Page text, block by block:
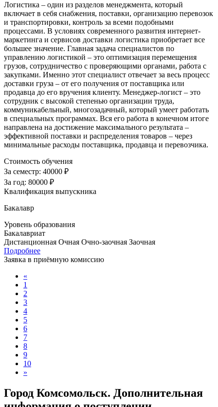
Логистика – один из разделов менеджмента, который
включает в себя снабжения, поставки, организацию перевозок
и транспортировки, контроль за всеми подобными
процессами. В условиях современного развития интернет-
маркетинга и сервисов доставки логистика приобретает все
большее значение. Главная задача специалистов по
управлению логистикой – это оптимизация перемещения
грузов, сотрудничество с проверяющими органами, работа с
закупками. Именно этот специалист отвечает за весь процесс
доставки груза – от его получения от поставщика или
продавца до его вручения клиенту. Менеджер-логист – это
сотрудник с высокой степенью организации труда,
коммуникабельный, многозадачный, который умеет работать
в специальных программах. Вся его работа в конечном итоге
направлена на достижение максимального результата –
эффективной поставки и распределения товаров – через
минимальные расходы поставщика, продавца и перевозчика.
Стоимость обучения
За семестр: 40000 ₽
За год: 80000 ₽
Квалификация выпускника
Бакалавр
Уровень образования
Бакалавриат
Дистанционная Очная Очно-заочная Заочная
Подробнее
Заявка в приёмную комиссию
«
1
2
3
4
5
6
7
8
9
10
»
Город Комсомольск. Дополнительная